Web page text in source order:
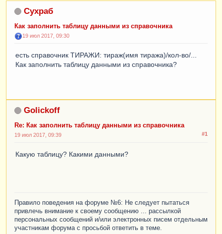
Сухраб
Как заполнить таблицу данными из справочника
19 июл 2017, 09:30
есть справочник ТИРАЖИ: тираж(имя тиража)/кол-во/...
Как заполнить таблицу данными из справочника?
Golickoff
Re: Как заполнить таблицу данными из справочника
#1
19 июл 2017, 09:39
Какую таблицу? Какими данными?
Правило поведения на форуме №6: Не следует пытаться
привлечь внимание к своему сообщению ... рассылкой
персональных сообщений и/или электронных писем отдельным
участникам форума с просьбой ответить в теме.